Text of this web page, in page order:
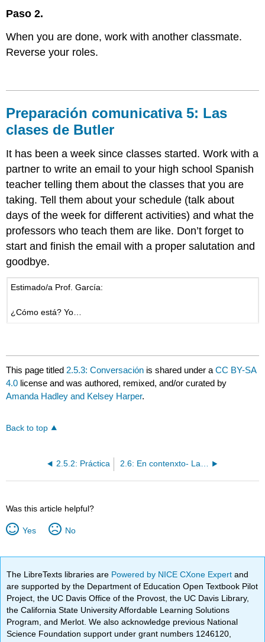
Paso 2.
When you are done, work with another classmate.
Reverse your roles.
Preparación comunicativa5: Las
clases de Butler
It has been a week since classes started. Work with a
partner to write an email to your high school Spanish
teacher telling them about the classes that you are
taking. Tell them about your schedule (talk about
days of the week for different activities) and what the
professors who teach them are like. Don’t forget to
start and finish the email with a proper salutation and
goodbye.
Estimado/a Prof. García:
¿Cómo está? Yo…
This page titled 2.5.3: Conversación is shared under aCC BY-SA
4.0 license and was authored, remixed, and/or curated by
Amanda Hadley and Kelsey Harper.
Back to top
2.5.2: Práctica 2.6: En contenxto- La hora
Was this article helpful?
Yes No
The LibreTexts libraries are Powered by NICE CXone Expertand
are supported by the Department of Education Open Textbook Pilot
Project, the UC Davis Office of the Provost, the UC Davis Library,
the California State University Affordable Learning Solutions
Program, and Merlot. We also acknowledge previous National
Science Foundation support under grant numbers 1246120,